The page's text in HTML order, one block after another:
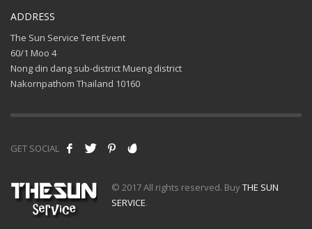
ADDRESS
The Sun Service Tent Event
60/1 Moo 4
Nong din dang sub-district Mueng district
Nakornpathom Thailand 10160
GET SOCIAL
© 2017 All rights reserved. BuyTHE SUN
SERVICE.